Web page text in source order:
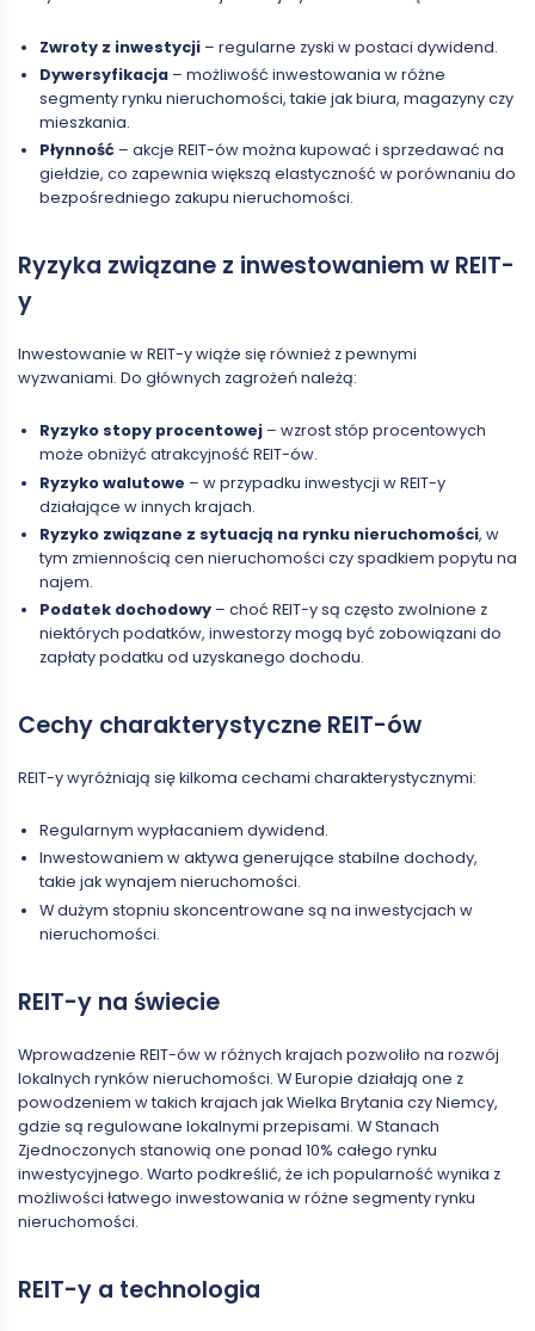
Zwroty z inwestycji– regularne zyski w postaci dywidend.
Dywersyfikacja– możliwość inwestowania w różne
segmenty rynku nieruchomości, takie jak biura, magazyny czy
mieszkania.
Płynność– akcje REIT-ów można kupować i sprzedawać na
giełdzie, co zapewnia większą elastyczność w porównaniu do
bezpośredniego zakupu nieruchomości.
Ryzyka związane z inwestowaniem w REIT-
y
Inwestowanie w REIT-y wiąże się również z pewnymi
wyzwaniami. Do głównych zagrożeń należą:
Ryzyko stopy procentowej– wzrost stóp procentowych
może obniżyć atrakcyjność REIT-ów.
Ryzyko walutowe – w przypadku inwestycji w REIT-y
działające w innych krajach.
Ryzyko związane z sytuacją na rynku nieruchomości, w
tym zmiennością cen nieruchomości czy spadkiem popytu na
najem.
Podatek dochodowy– choć REIT-y są często zwolnione z
niektórych podatków, inwestorzy mogą być zobowiązani do
zapłaty podatku od uzyskanego dochodu.
Cechy charakterystyczne REIT-ów
REIT-y wyróżniają się kilkoma cechami charakterystycznymi:
Regularnym wypłacaniem dywidend.
Inwestowaniem w aktywa generujące stabilne dochody,
takie jak wynajem nieruchomości.
W dużym stopniu skoncentrowane są na inwestycjach w
nieruchomości.
REIT-y na świecie
Wprowadzenie REIT-ów w różnych krajach pozwoliło na rozwój
lokalnych rynków nieruchomości. W Europie działają one z
powodzeniem w takich krajach jak Wielka Brytania czy Niemcy,
gdzie są regulowane lokalnymi przepisami. W Stanach
Zjednoczonych stanowią one ponad 10% całego rynku
inwestycyjnego. Warto podkreślić, że ich popularność wynika z
możliwości łatwego inwestowania w różne segmenty rynku
nieruchomości.
REIT-y a technologia